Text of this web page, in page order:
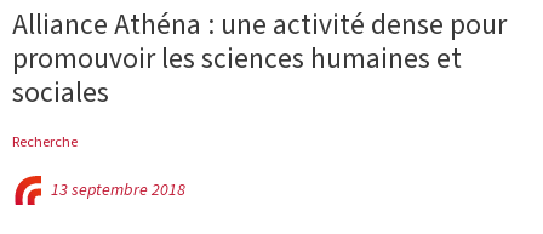
Alliance Athéna : une activité dense pour
promouvoir les sciences humaines et
sociales
Recherche
13 septembre 2018